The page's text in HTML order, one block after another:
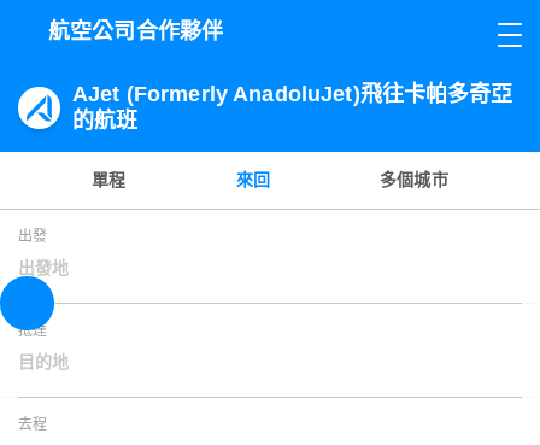
航空公司合作夥伴
AJet (Formerly AnadoluJet)飛往卡帕多奇亞
的航班
單程 來回 多個城市
出發
出發地
抵達
目的地
去程